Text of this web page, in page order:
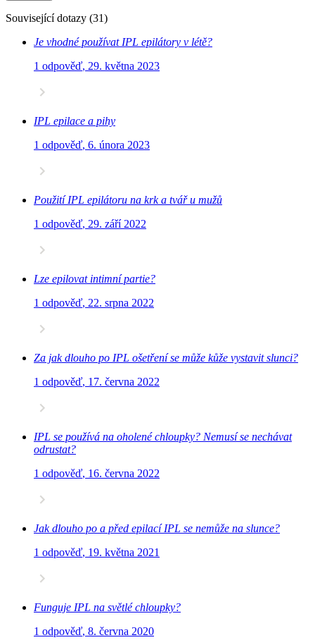
Související dotazy (31)
Je vhodné používat IPL epilátory v létě?
1 odpověď, 29. května 2023
IPL epilace a pihy
1 odpověď, 6. února 2023
Použití IPL epilátoru na krk a tvář u mužů
1 odpověď, 29. září 2022
Lze epilovat intimní partie?
1 odpověď, 22. srpna 2022
Za jak dlouho po IPL ošetření se může kůže vystavit slunci?
1 odpověď, 17. června 2022
IPL se používá na oholené chloupky? Nemusí se nechávat
odrustat?
1 odpověď, 16. června 2022
Jak dlouho po a před epilací IPL se nemůže na slunce?
1 odpověď, 19. května 2021
Funguje IPL na světlé chloupky?
1 odpověď, 8. června 2020